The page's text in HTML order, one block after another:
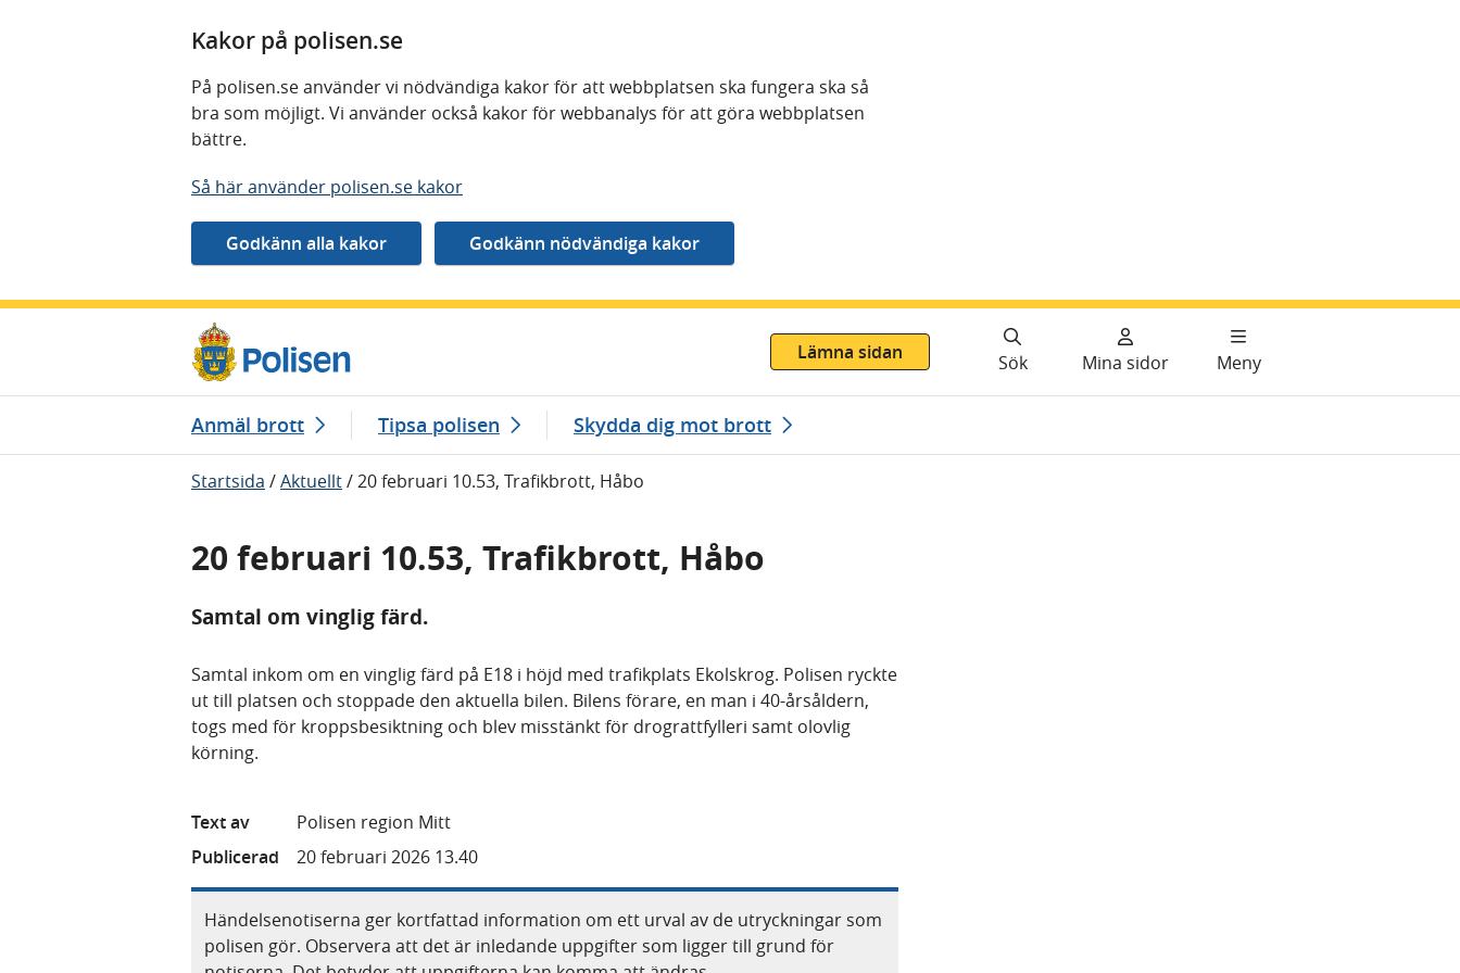
Kakor på polisen.se
På polisen.se använder vi nödvändiga kakor för att webbplatsen ska fungera ska så
bra som möjligt. Vi använder också kakor för webbanalys för att göra webbplatsen
bättre.
Så här använder polisen.se kakor
Lämna sidan
Sök Mina sidor Meny
Anmäl brott Tipsa polisen Skydda dig mot brott
Startsida /Aktuellt/20 februari 10.53, Trafikbrott, Håbo
20 februari 10.53, Trafikbrott, Håbo
Samtal om vinglig färd.
Samtal inkom om en vinglig färd på E18 i höjd med trafikplats Ekolskrog. Polisen ryckte
ut till platsen och stoppade den aktuella bilen. Bilens förare, en man i 40-årsåldern,
togs med för kroppsbesiktning och blev misstänkt för drograttfylleri samt olovlig
körning.
Text av
Polisen region Mitt
Publicerad
20 februari 2026 13.40
Händelsenotiserna ger kortfattad information om ett urval av de utryckningar som
polisen gör. Observera att det är inledande uppgifter som ligger till grund för